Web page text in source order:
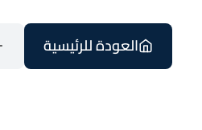
العودة للرئيسية